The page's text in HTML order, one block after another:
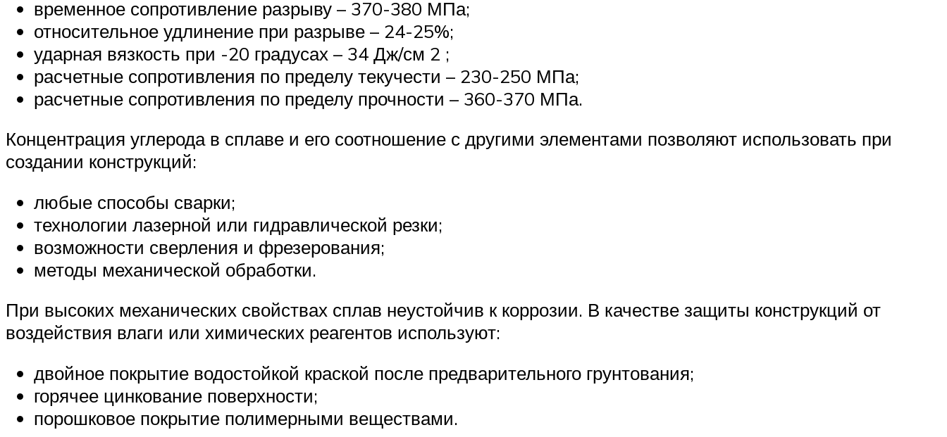
временное сопротивление разрыву – 370-380 МПа;
относительное удлинение при разрыве – 24-25%;
ударная вязкость при -20 градусах – 34 Дж/см 2 ;
расчетные сопротивления по пределу текучести – 230-250 МПа;
расчетные сопротивления по пределу прочности – 360-370 МПа.
Концентрация углерода в сплаве и его соотношение с другими элементами позволяют использовать при
создании конструкций:
любые способы сварки;
технологии лазерной или гидравлической резки;
возможности сверления и фрезерования;
методы механической обработки.
При высоких механических свойствах сплав неустойчив к коррозии. В качестве защиты конструкций от
воздействия влаги или химических реагентов используют:
двойное покрытие водостойкой краской после предварительного грунтования;
горячее цинкование поверхности;
порошковое покрытие полимерными веществами.